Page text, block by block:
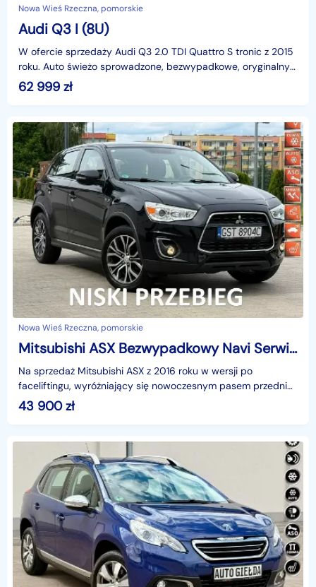
Nowa Wieś Rzeczna, pomorskie
Audi Q3 I (8U)
W ofercie sprzedaży Audi Q3 2.0 TDI Quattro S tronic z 2015
roku. Auto świeżo sprowadzone, bezwypadkowe, oryginalny
lakier i przebieg!__________________________
62 999 zł
Nowa Wieś Rzeczna, pomorskie
Mitsubishi ASX Bezwypadkowy Navi Serwis Zarejestrowany
Na sprzedaż Mitsubishi ASX z 2016 roku w wersji po
faceliftingu, wyróżniający się nowoczesnym pasem przednim
z chromowanymi akcentami. Pod maską znajduje się j
43 900zł